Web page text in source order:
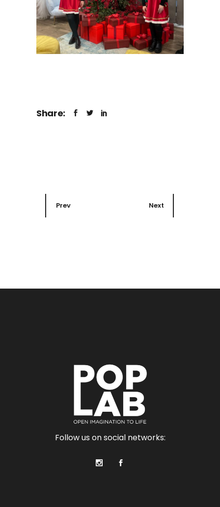
Share:
Prev Next
Follow us on social networks: